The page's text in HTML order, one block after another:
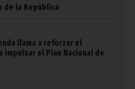
de la República
llama a reforzar el
el Plan Nacional de